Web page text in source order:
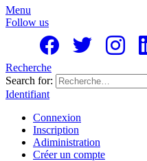
Menu
Follow us
Recherche
Search for:
Identifiant
Connexion
Inscription
Adiministration
Créer un compte